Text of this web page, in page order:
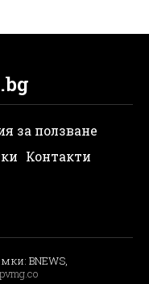
за ползване
Контакти
BNEWS,
pvmg.co